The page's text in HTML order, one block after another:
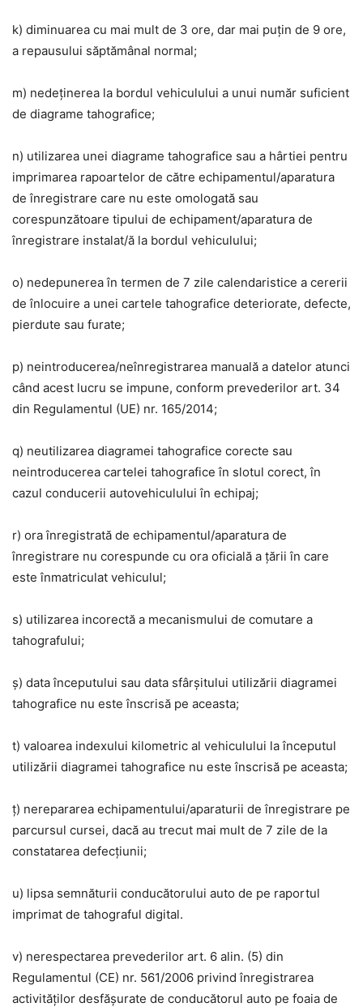
k) diminuarea cu mai mult de 3 ore, dar mai puțin de 9 ore,
a repausului săptămânal normal;
m) nedeținerea la bordul vehiculului a unui număr suficient
de diagrame tahografice;
n) utilizarea unei diagrame tahografice sau a hârtiei pentru
imprimarea rapoartelor de către echipamentul/aparatura
de înregistrare care nu este omologată sau
corespunzătoare tipului de echipament/aparatura de
înregistrare instalat/ă la bordul vehiculului;
o) nedepunerea în termen de 7 zile calendaristice a cererii
de înlocuire a unei cartele tahografice deteriorate, defecte,
pierdute sau furate;
p) neintroducerea/neînregistrarea manuală a datelor atunci
când acest lucru se impune, conform prevederilor art. 34
din Regulamentul (UE) nr. 165/2014;
q) neutilizarea diagramei tahografice corecte sau
neintroducerea cartelei tahografice în slotul corect, în
cazul conducerii autovehiculului în echipaj;
r) ora înregistrată de echipamentul/aparatura de
înregistrare nu corespunde cu ora oficială a țării în care
este înmatriculat vehiculul;
s) utilizarea incorectă a mecanismului de comutare a
tahografului;
ș) data începutului sau data sfârșitului utilizării diagramei
tahografice nu este înscrisă pe aceasta;
t) valoarea indexului kilometric al vehiculului la începutul
utilizării diagramei tahografice nu este înscrisă pe aceasta;
ț) nerepararea echipamentului/aparaturii de înregistrare pe
parcursul cursei, dacă au trecut mai mult de 7 zile de la
constatarea defecțiunii;
u) lipsa semnăturii conducătorului auto de pe raportul
imprimat de tahograful digital.
v) nerespectarea prevederilor art. 6 alin. (5) din
Regulamentul (CE) nr. 561/2006 privind înregistrarea
activităților desfășurate de conducătorul auto pe foaia de